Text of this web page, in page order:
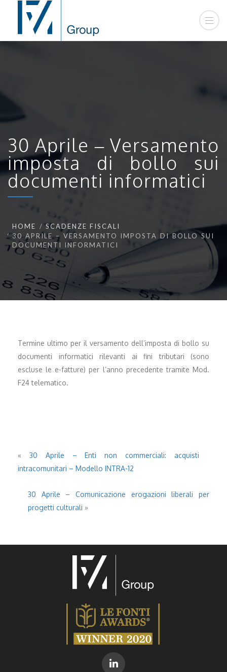
30 Aprile – Versamento
imposta di bollo sui
documenti informatici
HOME
SCADENZE FISCALI
30 APRILE – VERSAMENTO IMPOSTA DI BOLLO SUI
DOCUMENTI INFORMATICI
Termine ultimo per il versamento dell’imposta di bollo su
documenti informatici rilevanti ai fini tributari (sono
escluse le e-fatture) per l’anno precedente tramite Mod.
F24 telematico.
« 30 Aprile – Enti non commerciali: acquisti
intracomunitari – Modello INTRA-12
30 Aprile – Comunicazione erogazioni liberali per
progetti culturali »